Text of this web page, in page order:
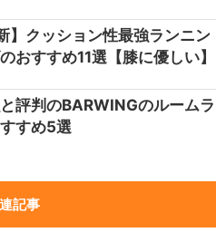
】クッション性最強ランニン
おすすめ11選【膝に優しい】
評判のBARWINGのルームラ
すめ5選
記事